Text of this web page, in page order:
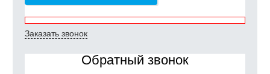
Заказать звонок
Обратный звонок